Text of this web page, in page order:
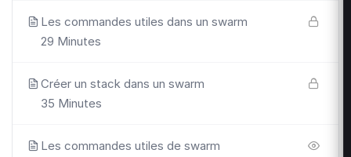
Les commandes utiles dans un swarm
29 Minutes
Créer un stack dans un swarm
35 Minutes
Les commandes utiles de swarm